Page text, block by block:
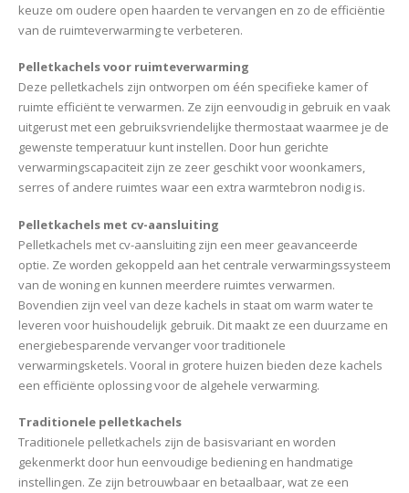
keuze om oudere open haarden te vervangen en zo de efficiëntie
van de ruimteverwarming te verbeteren.
Pelletkachels voor ruimteverwarming
Deze pelletkachels zijn ontworpen om één specifieke kamer of
ruimte efficiënt te verwarmen. Ze zijn eenvoudig in gebruik en vaak
uitgerust met een gebruiksvriendelijke thermostaat waarmee je de
gewenste temperatuur kunt instellen. Door hun gerichte
verwarmingscapaciteit zijn ze zeer geschikt voor woonkamers,
serres of andere ruimtes waar een extra warmtebron nodig is.
Pelletkachels met cv-aansluiting
Pelletkachels met cv-aansluiting zijn een meer geavanceerde
optie. Ze worden gekoppeld aan het centrale verwarmingssysteem
van de woning en kunnen meerdere ruimtes verwarmen.
Bovendien zijn veel van deze kachels in staat om warm water te
leveren voor huishoudelijk gebruik. Dit maakt ze een duurzame en
energiebesparende vervanger voor traditionele
verwarmingsketels. Vooral in grotere huizen bieden deze kachels
een efficiënte oplossing voor de algehele verwarming.
Traditionele pelletkachels
Traditionele pelletkachels zijn de basisvariant en worden
gekenmerkt door hun eenvoudige bediening en handmatige
instellingen. Ze zijn betrouwbaar en betaalbaar, wat ze een